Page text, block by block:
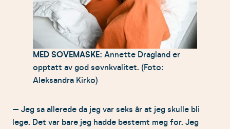
MED SOVEMASKE: Annette Dragland er
opptatt av god søvnkvalitet. (Foto:
Aleksandra Kirko)
– Jeg sa allerede da jeg var seks år at jeg skulle bli
lege. Det var bare jeg hadde bestemt meg for. Jeg